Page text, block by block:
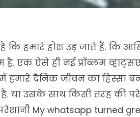
है कि हमारे होश उड़ जाते हैं. कि
है. एक ऐसे ही नई प्रॉब्लम
दैनिक जीवन का हिस्सा
या उसके साथ किसी तरह की
My whatsapp turned